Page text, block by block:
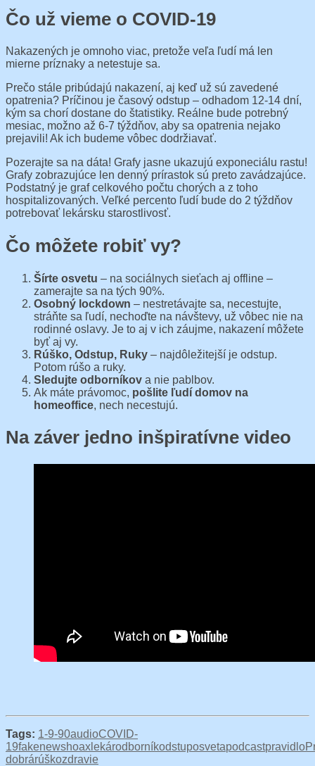
Čo už vieme o COVID-19
Nakazených je omnoho viac, pretože veľa ľudí má len
mierne príznaky a netestuje sa.
Prečo stále pribúdajú nakazení, aj keď už sú zavedené
opatrenia? Príčinou je časový odstup – odhadom 12-14 dní,
kým sa chorí dostane do štatistiky. Reálne bude potrebný
mesiac, možno až 6-7 týždňov, aby sa opatrenia nejako
prejavili! Ak ich budeme vôbec dodržiavať.
Pozerajte sa na dáta! Grafy jasne ukazujú exponeciálu rastu!
Grafy zobrazujúce len denný prírastok sú preto zavádzajúce.
Podstatný je graf celkového počtu chorých a z toho
hospitalizovaných. Veľké percento ľudí bude do 2 týždňov
potrebovať lekársku starostlivosť.
Čo môžete robiť vy?
Šírte osvetu – na sociálnych sieťach aj offline –
zamerajte sa na tých 90%.
Osobný lockdown – nestretávajte sa, necestujte,
stráňte sa ľudí, nechoďte na návštevy, už vôbec nie na
rodinné oslavy. Je to aj v ich záujme, nakazení môžete
byť aj vy.
Rúško, Odstup, Ruky – najdôležitejší je odstup.
Potom rúšo a ruky.
Sledujte odborníkov a nie pablbov.
Ak máte právomoc, pošlite ľudí domov na
homeoffice, nech necestujú.
Na záver jedno inšpiratívne video
Tags: 1-9-90audioCOVID-
19fakenewshoax lekárodborníkodstuposvetapodcastpravidlo
dobrárúškozdravie